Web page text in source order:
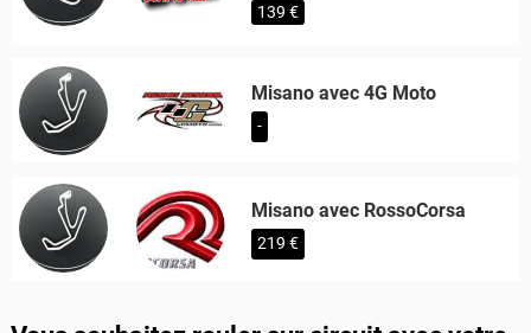
139 €
Misano avec 4G Moto
-
Misano avec RossoCorsa
219 €